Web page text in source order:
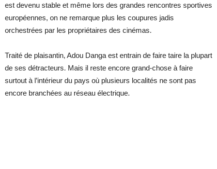
est devenu stable et même lors des grandes rencontres sportives
européennes, on ne remarque plus les coupures jadis
orchestrées par les propriétaires des cinémas.
Traité de plaisantin, Adou Danga est entrain de faire taire la plupart
de ses détracteurs. Mais il reste encore grand-chose à faire
surtout à l’intérieur du pays où plusieurs localités ne sont pas
encore branchées au réseau électrique.